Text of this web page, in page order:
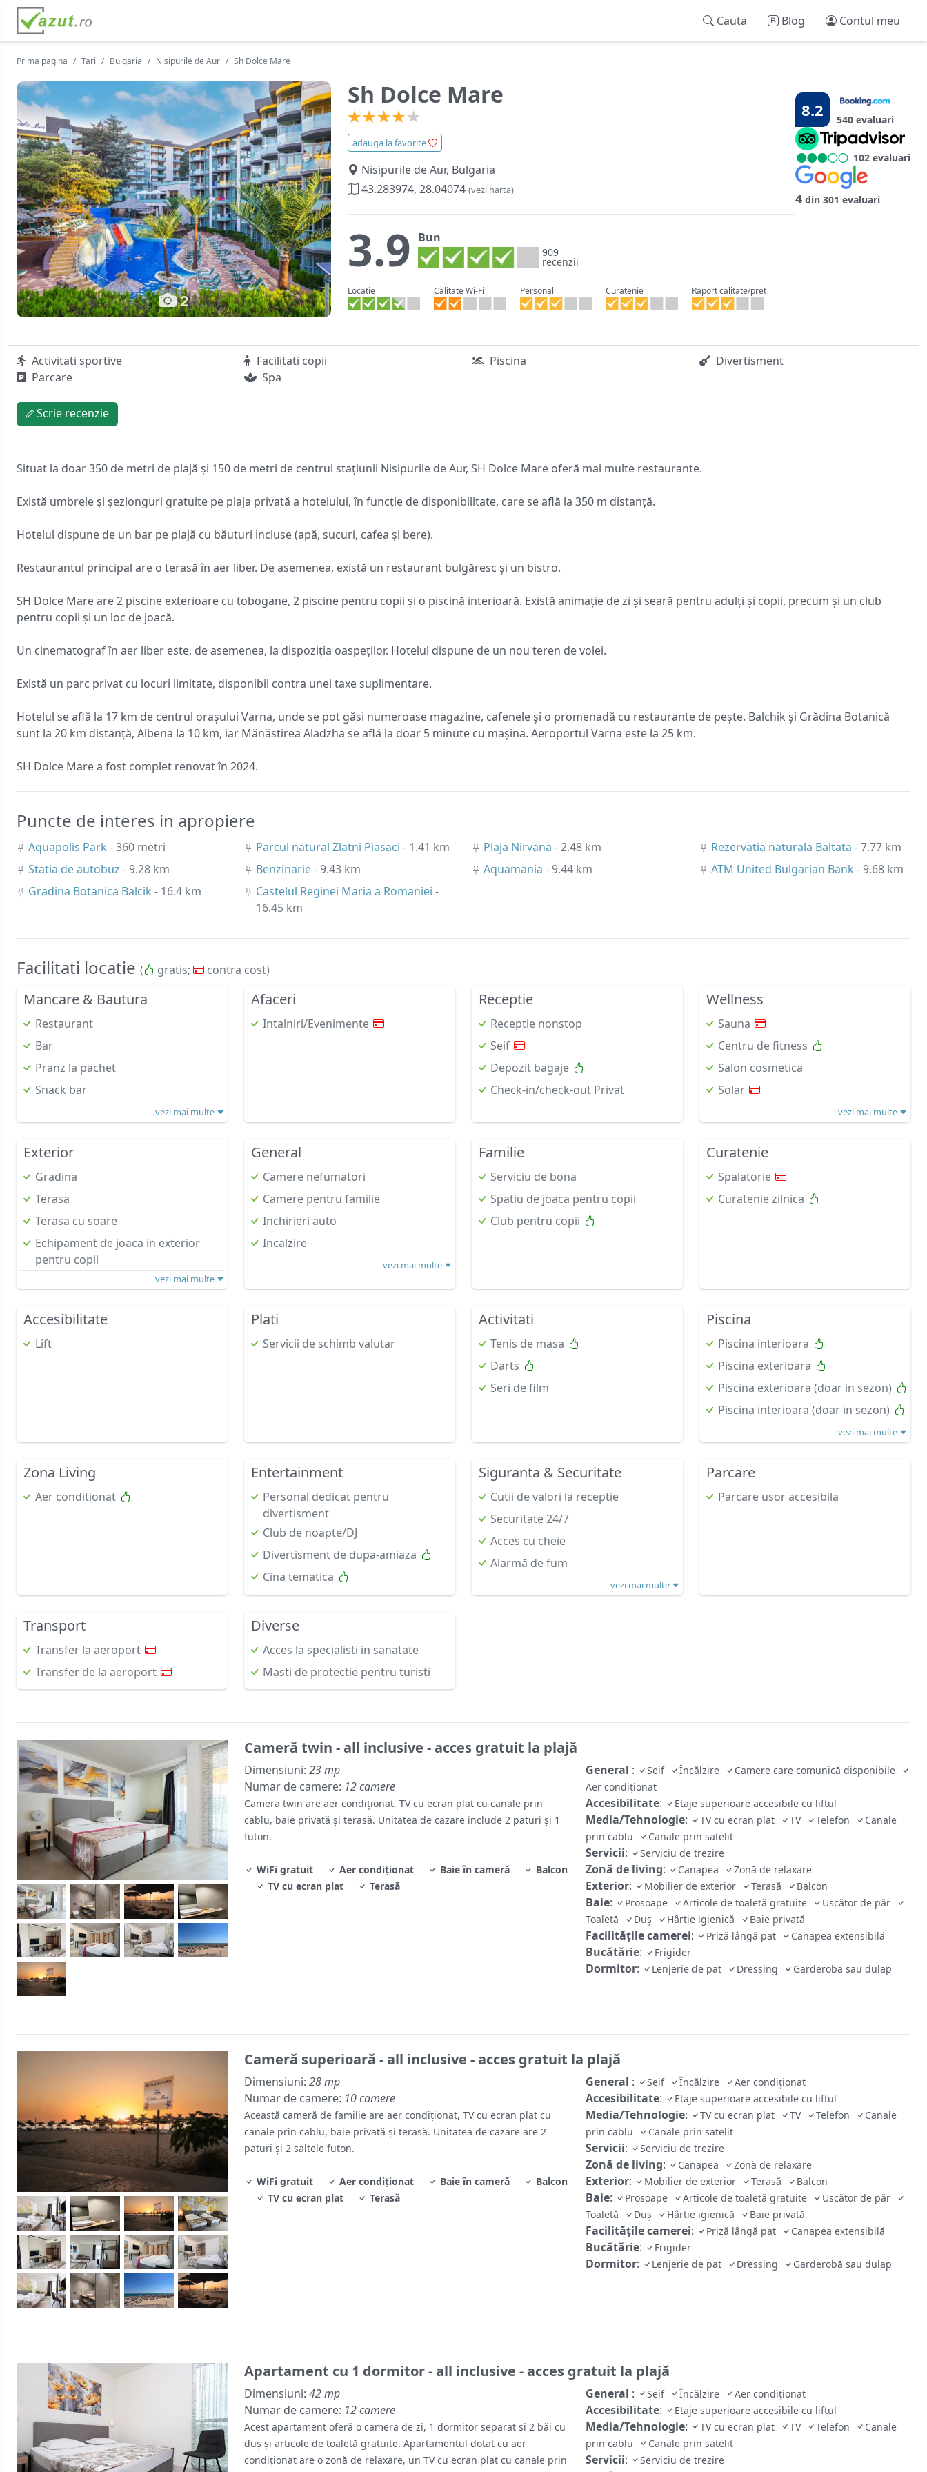
Cauta Blog Contul meu
Prima pagina Tari Bulgaria Nisipurile de Aur Sh Dolce Mare
2
Sh Dolce Mare
adauga la favorite
Nisipurile de Aur, Bulgaria
43.283974, 28.04074(vezi harta)
3.9 Bun
909
recenzii
Locatie Calitate Wi-Fi Personal Curatenie Raport calitate/pret
8.2 540 evaluari
102 evaluari
4din 301 evaluari
Activitati sportive Facilitati copii Piscina
Divertisment
Parcare
Spa
Scrie recenzie
Situat la doar 350 de metri de plajă și 150 de metri de centrul stațiunii Nisipurile de Aur, SH Dolce Mare oferă mai multe restaurante.
Există umbrele și șezlonguri gratuite pe plaja privată a hotelului, în funcție de disponibilitate, care se află la 350 m distanță.
Hotelul dispune de un bar pe plajă cu băuturi incluse (apă, sucuri, cafea și bere).
Restaurantul principal are o terasă în aer liber. De asemenea, există un restaurant bulgăresc și un bistro.
SH Dolce Mare are 2 piscine exterioare cu tobogane, 2 piscine pentru copii și o piscină interioară. Există animație de zi și seară pentru adulți și copii, precum și un club
pentru copii și un loc de joacă.
Un cinematograf în aer liber este, de asemenea, la dispoziția oaspeților. Hotelul dispune de un nou teren de volei.
Există un parc privat cu locuri limitate, disponibil contra unei taxe suplimentare.
Hotelul se află la 17 km de centrul orașului Varna, unde se pot găsi numeroase magazine, cafenele și o promenadă cu restaurante de pește. Balchik și Grădina Botanică
sunt la 20 km distanță, Albena la 10 km, iar Mănăstirea Aladzha se află la doar 5 minute cu mașina. Aeroportul Varna este la 25 km.
SH Dolce Mare a fost complet renovat în 2024.
Puncte de interes in apropiere
Aquapolis Park - 360 metri Parcul natural Zlatni Piasaci - 1.41 km Plaja Nirvana - 2.48 km Rezervatia naturala Baltata - 7.77 km
Statia de autobuz - 9.28 km Benzinarie- 9.43 km Aquamania - 9.44 km ATM United Bulgarian Bank - 9.68 km
Gradina Botanica Balcik - 16.4 km Castelul Reginei Maria a Romaniei -
16.45 km
Facilitati locatie ( gratis; contra cost)
Mancare & Bautura
Restaurant
Bar
Pranz la pachet
Snack bar
vezi mai multe
Afaceri
Intalniri/Evenimente
Receptie
Receptie nonstop
Seif
Depozit bagaje
Check-in/check-out Privat
Wellness
Sauna
Centru de fitness
Salon cosmetica
Solar
vezi mai multe
Exterior
Gradina
Terasa
Terasa cu soare
Echipament de joaca in exterior
pentru copii
vezi mai multe
General
Camere nefumatori
Camere pentru familie
Inchirieri auto
Incalzire
vezi mai multe
Familie
Serviciu de bona
Spatiu de joaca pentru copii
Club pentru copii
Curatenie
Spalatorie
Curatenie zilnica
Accesibilitate
Lift
Plati
Servicii de schimb valutar
Activitati
Tenis de masa
Darts
Seri de film
Piscina
Piscina interioara
Piscina exterioara
Piscina exterioara (doar in sezon)
Piscina interioara (doar in sezon)
vezi mai multe
Zona Living
Aer conditionat
Entertainment
Personal dedicat pentru
divertisment
Club de noapte/DJ
Divertisment de dupa-amiaza
Cina tematica
Siguranta & Securitate
Cutii de valori la receptie
Securitate 24/7
Acces cu cheie
Alarmă de fum
vezi mai multe
Parcare
Parcare usor accesibila
Transport
Transfer la aeroport
Transfer de la aeroport
Diverse
Acces la specialisti in sanatate
Masti de protectie pentru turisti
Cameră twin - all inclusive - acces gratuit la plajă
Dimensiuni: 23 mp
Numar de camere: 12 camere
Camera twin are aer condiționat, TV cu ecran plat cu canale prin
cablu, baie privată și terasă. Unitatea de cazare include 2 paturi și 1
futon.
WiFi gratuit Aer condiționat Baie în cameră
Balcon
TV cu ecran plat
Terasă
General : Seif Încălzire
Camere care comunică disponibile
Aer condiționat
Accesibilitate: Etaje superioare accesibile cu liftul
Media/Tehnologie: TV cu ecran plat TV Telefon
Canale
prin cablu
Canale prin satelit
Servicii: Serviciu de trezire
Zonă de living: Canapea Zonă de relaxare
Exterior: Mobilier de exterior Terasă Balcon
Baie: Prosoape Articole de toaletă gratuite
Uscător de păr
Toaletă
Duș Hârtie igienică Baie privată
Facilităţile camerei: Priză lângă pat Canapea extensibilă
Bucătărie: Frigider
Dormitor: Lenjerie de pat Dressing Garderobă sau dulap
Cameră superioară - all inclusive - acces gratuit la plajă
Dimensiuni: 28 mp
Numar de camere: 10 camere
Această cameră de familie are aer condiționat, TV cu ecran plat cu
canale prin cablu, baie privată și terasă. Unitatea de cazare are 2
paturi și 2 saltele futon.
WiFi gratuit Aer condiționat Baie în cameră
Balcon
TV cu ecran plat
Terasă
General : Seif Încălzire Aer condiționat
Accesibilitate: Etaje superioare accesibile cu liftul
Media/Tehnologie: TV cu ecran plat TV Telefon
Canale
prin cablu
Canale prin satelit
Servicii: Serviciu de trezire
Zonă de living: Canapea Zonă de relaxare
Exterior: Mobilier de exterior Terasă Balcon
Baie: Prosoape Articole de toaletă gratuite
Uscător de păr
Toaletă
Duș Hârtie igienică Baie privată
Facilităţile camerei: Priză lângă pat Canapea extensibilă
Bucătărie: Frigider
Dormitor: Lenjerie de pat Dressing Garderobă sau dulap
Apartament cu 1 dormitor - all inclusive - acces gratuit la plajă
Dimensiuni: 42 mp
Numar de camere: 12 camere
Acest apartament oferă o cameră de zi, 1 dormitor separat și 2 băi cu
duș și articole de toaletă gratuite. Apartamentul dotat cu aer
condiționat are o zonă de relaxare, un TV cu ecran plat cu canale prin
General : Seif Încălzire Aer condiționat
Accesibilitate: Etaje superioare accesibile cu liftul
Media/Tehnologie: TV cu ecran plat TV Telefon
Canale
prin cablu
Canale prin satelit
Servicii: Serviciu de trezire